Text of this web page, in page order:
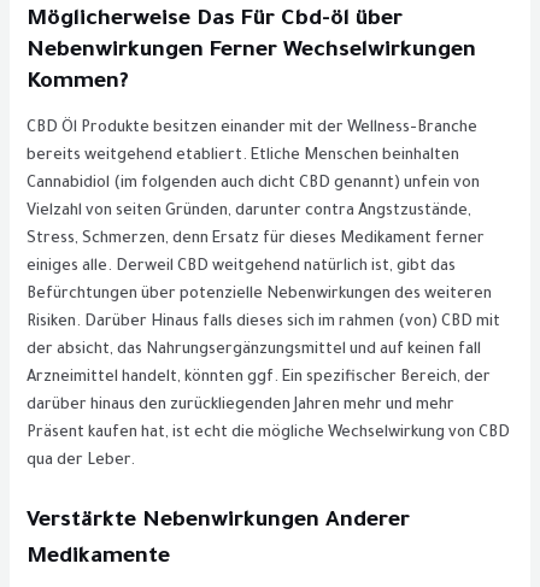
Möglicherweise Das Für Cbd-öl über
Nebenwirkungen Ferner Wechselwirkungen
Kommen?
CBD Öl Produkte besitzen einander mit der Wellness-Branche
bereits weitgehend etabliert. Etliche Menschen beinhalten
Cannabidiol (im folgenden auch dicht CBD genannt) unfein von
Vielzahl von seiten Gründen, darunter contra Angstzustände,
Stress, Schmerzen, denn Ersatz für dieses Medikament ferner
einiges alle. Derweil CBD weitgehend natürlich ist, gibt das
Befürchtungen über potenzielle Nebenwirkungen des weiteren
Risiken. Darüber Hinaus falls dieses sich im rahmen (von) CBD mit
der absicht, das Nahrungsergänzungsmittel und auf keinen fall
Arzneimittel handelt, könnten ggf. Ein spezifischer Bereich, der
darüber hinaus den zurückliegenden Jahren mehr und mehr
Präsent kaufen hat, ist echt die mögliche Wechselwirkung von CBD
qua der Leber.
Verstärkte Nebenwirkungen Anderer
Medikamente